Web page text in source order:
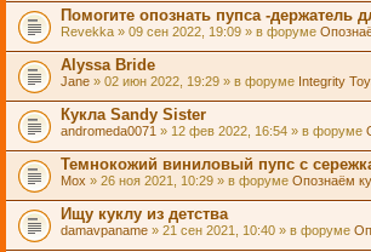
Помогите опознать пупса -держатель
Revekka » 09 сен 2022, 19:09 » в форуме
Alyssa Bride
Jane » 02 июн 2022, 19:29 » в форуме Integrity
Кукла Sandy Sister
andromeda0071 » 12 фев 2022, 16:54 » в форуме
Темнокожий виниловый пупс с
Mox » 26 ноя 2021, 10:29 » в форуме Опознаём
Ищу куклу из детства
damavpaname » 21 сен 2021, 10:40 » в форуме